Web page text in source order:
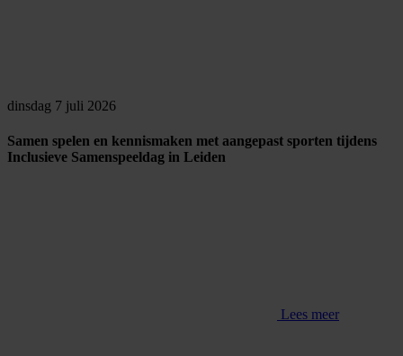
dinsdag 7 juli 2026
Samen spelen en kennismaken met aangepast sporten tijdens
Inclusieve Samenspeeldag in Leiden
Lees meer